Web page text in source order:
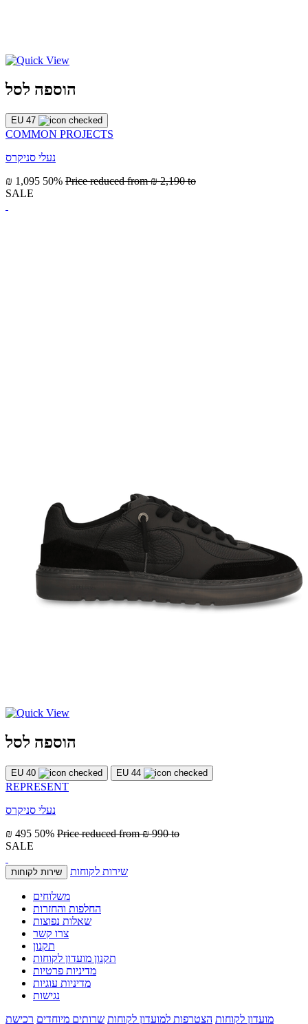
הוספה לסל
EU 47
COMMON PROJECTS
נעלי סניקרס
₪ 1,095 50% Price reduced from₪ 2,190 to
SALE
הוספה לסל
EU 40 EU 44
REPRESENT
נעלי סניקרס
₪ 495 50% Price reduced from₪ 990 to
SALE
שירות לקוחות שירות לקוחות
משלוחים
החלפות והחזרות
שאלות נפוצות
צרו קשר
תקנון
תקנון מועדון לקוחות
מדיניות פרטיות
מדיניות עוגיות
נגישות
מועדון לקוחות הצטרפות למועדון לקוחות שרותים מיוחדים רכישת